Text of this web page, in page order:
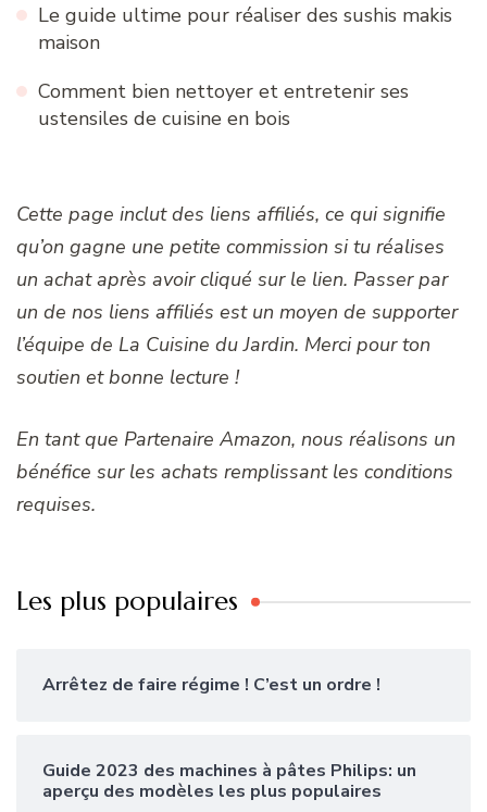
Le guide ultime pour réaliser des sushis makis
maison
Comment bien nettoyer et entretenir ses
ustensiles de cuisine en bois
Cette page inclut des liens affiliés, ce qui signifie
qu’on gagne une petite commission si tu réalises
un achat après avoir cliqué sur le lien. Passer par
un de nos liens affiliés est un moyen de supporter
l’équipe de La Cuisine du Jardin. Merci pour ton
soutien et bonne lecture !
En tant que Partenaire Amazon, nous réalisons un
bénéfice sur les achats remplissant les conditions
requises.
Les plus populaires
Arrêtez de faire régime ! C’est un ordre !
Guide 2023 des machines à pâtes Philips: un
aperçu des modèles les plus populaires